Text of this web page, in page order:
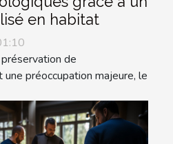
en habitat
de
préoccupation majeure, le